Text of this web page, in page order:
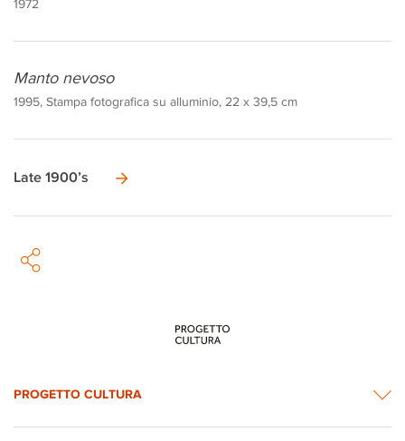
1972
Manto nevoso
1995, Stampa fotografica su alluminio, 22 x 39,5 cm
Late 1900’s
PROGETTO CULTURA